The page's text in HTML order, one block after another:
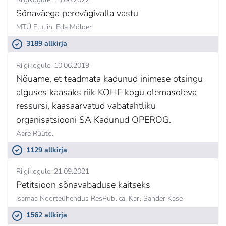
Sõnaväega perevägivalla vastu
MTÜ Eluliin, Eda Mölder
3189 allkirja
Riigikogule 10.06.2019
Nõuame, et teadmata kadunud inimese otsingu
alguses kaasaks riik KOHE kogu olemasoleva
ressursi, kaasaarvatud vabatahtliku
organisatsiooni SA Kadunud OPEROG.
Aare Rüütel
1129 allkirja
Riigikogule 21.09.2021
Petitsioon sõnavabaduse kaitseks
Isamaa Noorteühendus ResPublica, Karl Sander Kase
1562 allkirja